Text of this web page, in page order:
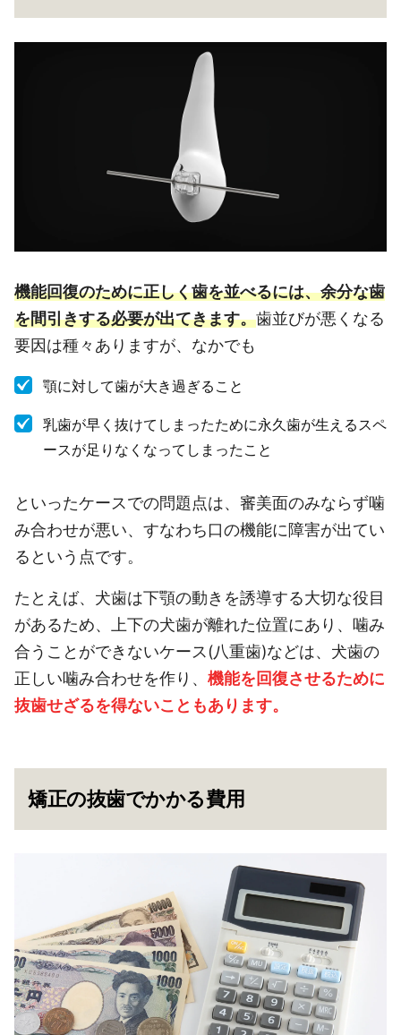
機能回復のために正しく歯を並べるには、余分な歯
を間引きする必要が出てきます。歯並びが悪くなる
要因は種々ありますが、なかでも
顎に対して歯が大き過ぎること
乳歯が早く抜けてしまったために永久歯が生えるスペ
ースが足りなくなってしまったこと
といったケースでの問題点は、審美面のみならず噛
み合わせが悪い、すなわち口の機能に障害が出てい
るという点です。
たとえば、犬歯は下顎の動きを誘導する大切な役目
があるため、上下の犬歯が離れた位置にあり、噛み
合うことができないケース(八重歯)などは、犬歯の
正しい噛み合わせを作り、 機能を回復させるために
抜歯せざるを得ないこともあります。
矯正の抜歯でかかる費用